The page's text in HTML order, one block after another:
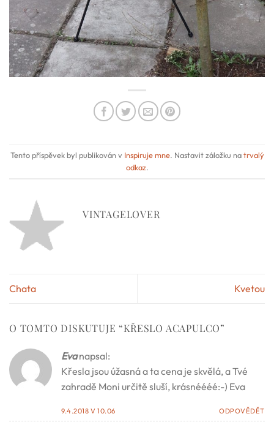
Tento příspěvek byl publikován v Inspiruje mne. Nastavit záložku natrvalý
odkaz.
VINTAGELOVER
Chata Kvetou
O TOMTO DISKUTUJE “KŘESLO ACAPULCO”
Eva napsal:
Křesla jsou úžasná a ta cena je skvělá, a Tvé
zahradě Moni určitě sluší, krásnéééé:-) Eva
9.4.2018 V 10.06 ODPOVĚDĚT